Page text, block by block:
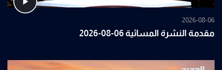
2026-08-06
مقدمة النشرة المسائية 06-08-2026